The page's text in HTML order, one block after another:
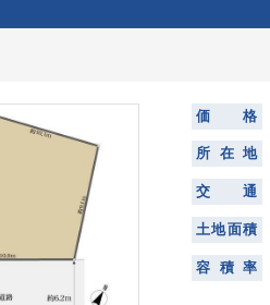
価 格
所 在 地
交 通
土地面積
容 積 率